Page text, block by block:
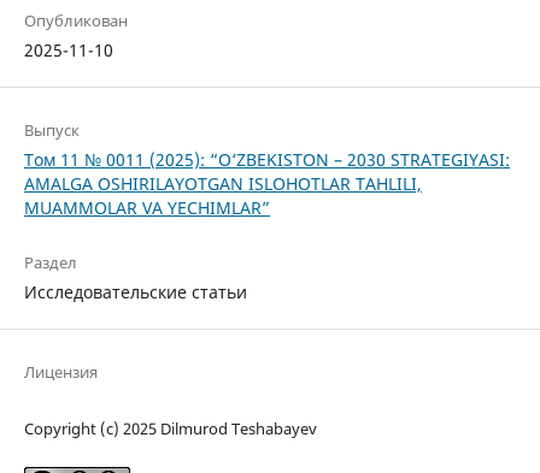
Опубликован
2025-11-10
Выпуск
Том 11 № 0011 (2025): “O‘ZBEKISTON – 2030 STRATEGIYASI:
AMALGA OSHIRILAYOTGAN ISLOHOTLAR TAHLILI,
MUAMMOLAR VA YECHIMLAR”
Раздел
Исследовательские статьи
Лицензия
Copyright (c) 2025 Dilmurod Teshabayev